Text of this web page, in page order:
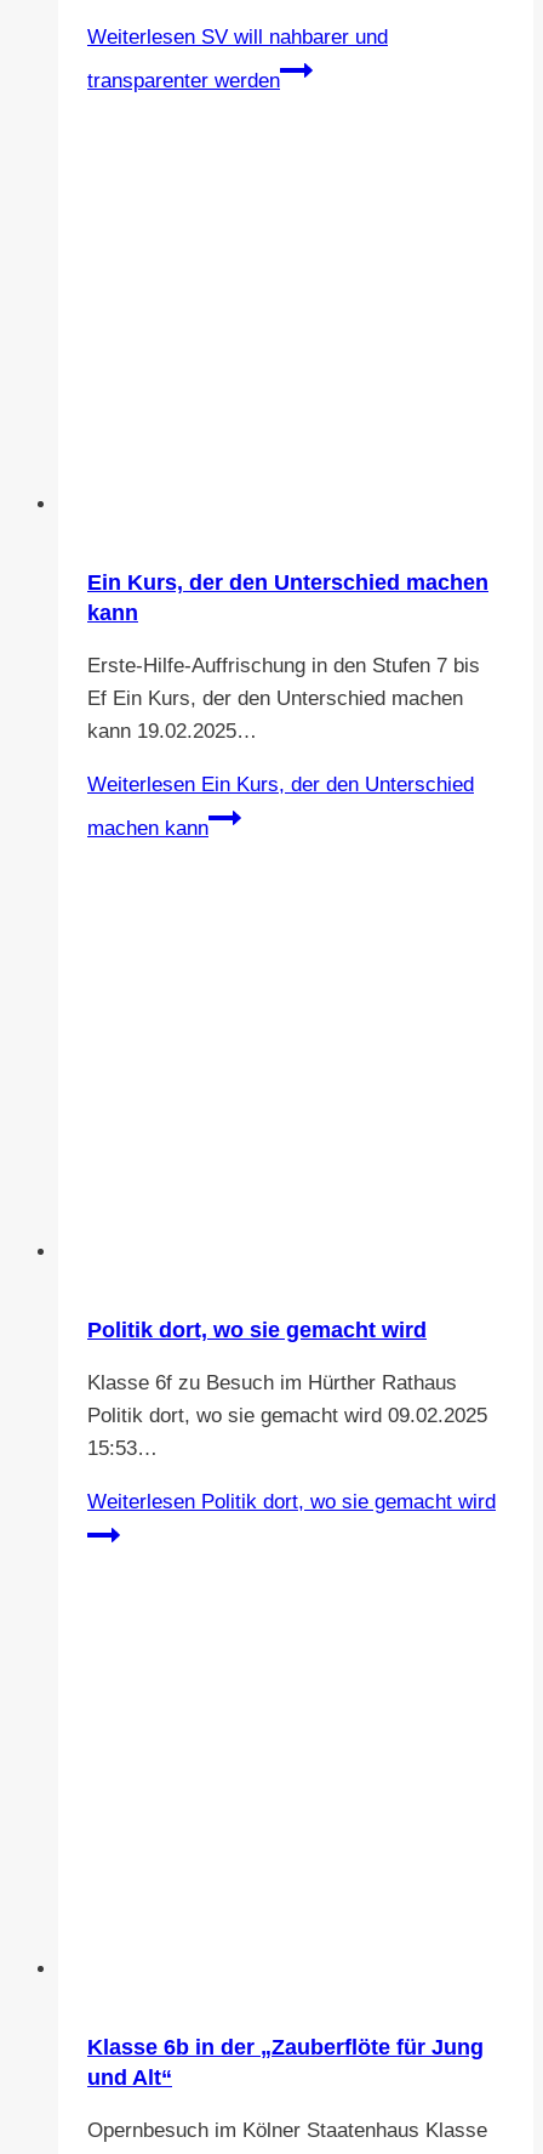
Weiterlesen SV will nahbarer und
transparenter werden
Ein Kurs, der den Unterschied machen
kann
Erste-Hilfe-Auffrischung in den Stufen 7 bis
Ef Ein Kurs, der den Unterschied machen
kann 19.02.2025…
Weiterlesen Ein Kurs, der den Unterschied
machen kann
Politik dort, wo sie gemacht wird
Klasse 6f zu Besuch im Hürther Rathaus
Politik dort, wo sie gemacht wird 09.02.2025
15:53…
Weiterlesen Politik dort, wo sie gemacht wird
Klasse 6b in der „Zauberflöte für Jung
und Alt“
Opernbesuch im Kölner Staatenhaus Klasse